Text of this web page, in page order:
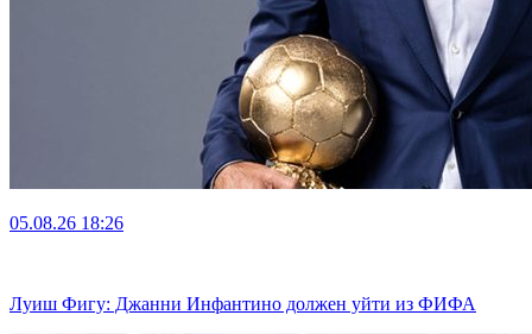
05.08.26 18:26
Луиш Фигу: Джанни Инфантино должен уйти из ФИФА